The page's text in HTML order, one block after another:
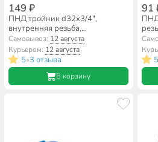
149 ₽
ПНД тройник d32х3/4",
внутренняя резьба,
переходной, Valfex
Самовывоз: 12 августа
Курьером: 12 августа
5•3 отзыва
В корзину
91
ПНД
5